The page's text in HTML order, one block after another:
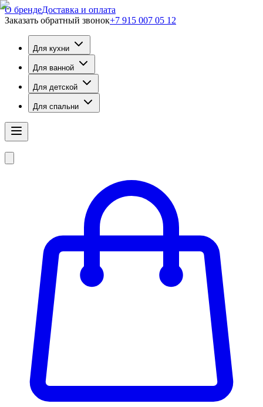
О брендеДоставка и оплата
Заказать обратный звонок+7 915 007 05 12
Для кухни
Для ванной
Для детской
Для спальни